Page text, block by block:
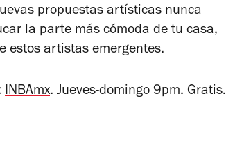
propuestas artísticas nunca
la parte más cómoda de tu casa,
estos artistas emergentes.
INBAmx. Jueves-domingo 9pm. Gratis.